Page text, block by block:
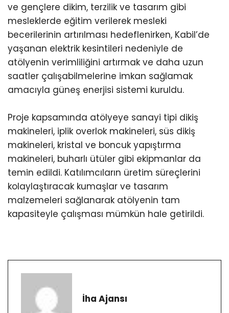
ve gençlere dikim, terzilik ve tasarım gibi
mesleklerde eğitim verilerek mesleki
becerilerinin artırılması hedeflenirken, Kabil’de
yaşanan elektrik kesintileri nedeniyle de
atölyenin verimliliğini artırmak ve daha uzun
saatler çalışabilmelerine imkan sağlamak
amacıyla güneş enerjisi sistemi kuruldu.
Proje kapsamında atölyeye sanayi tipi dikiş
makineleri, iplik overlok makineleri, süs dikiş
makineleri, kristal ve boncuk yapıştırma
makineleri, buharlı ütüler gibi ekipmanlar da
temin edildi. Katılımcıların üretim süreçlerini
kolaylaştıracak kumaşlar ve tasarım
malzemeleri sağlanarak atölyenin tam
kapasiteyle çalışması mümkün hale getirildi.
İha Ajansı